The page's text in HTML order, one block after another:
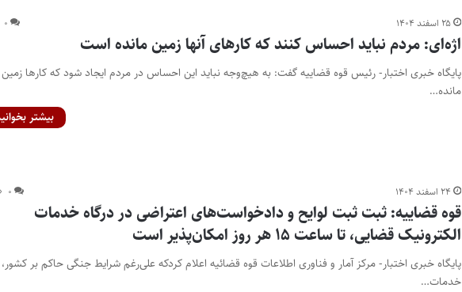
۲۵ اسفند ۱۴۰۴ ۰
اژه‌ای: مردم نباید احساس کنند که کار‌های آنها زمین مانده است
پایگاه خبری اختبار- رئیس قوه قضاییه گفت: به هیچ‌وجه نباید این احساس در مردم ایجاد شود که کارها زمین
مانده…
بیشتر
۲۴ اسفند ۱۴۰۴ ۰
قوه قضاییه: ثبت ثبت لوایح و دادخواست‌های اعتراضی در درگاه خدمات
الکترونیک قضایی، تا ساعت ۱۵ هر روز امکان‌پذیر است
پایگاه خبری اختبار- مرکز آمار و فناوری اطلاعات قوه قضائیه اعلام کردکه علی‌رغم شرایط جنگی حاکم بر کشور،
خدمات…